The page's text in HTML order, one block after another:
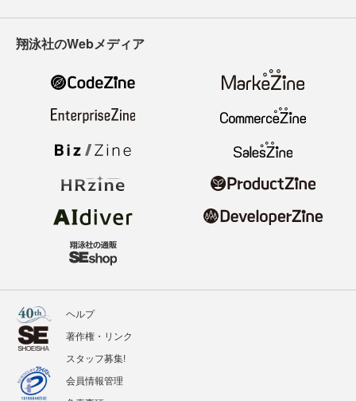
翔泳社のWebメディア
ヘルプ
著作権・リンク
スタッフ募集!
会員情報管理